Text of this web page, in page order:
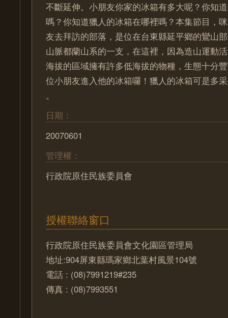
不斷延伸。小朋友你家的冰箱有多大呢？你知
嗎？你知道獵人的冰箱在哪裡嗎？本集節目，
友去拜訪的部落，是位在台東縣延平鄉的鸞山
山脈都蘭山系的一支，在這裡，因為造山運動
海拔的區域擁有許多低海拔的物種，生態十分
位小朋友進入他的冰箱囉！獵人的冰箱可是多
。
日期：
20070601
管理權：
行政院原住民族委員會
授權聯絡窗口
行政院原住民族委員會文化園區管理局
地址:904屏東縣瑪家鄉北葉村風景104號
電話 : (08)7991219#235
傳真 : (08)7993551